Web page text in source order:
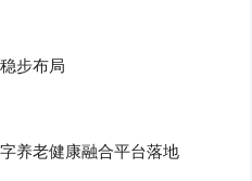
步布局
养老健康融合平台落地